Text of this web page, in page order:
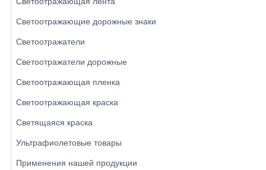
Светоотражающие дорожные знаки
Светоотражатели
Светоотражатели дорожные
Светоотражающая пленка
Светоотражающая краска
Светящаяся краска
Ультрафиолетовые товары
Применения нашей продукции